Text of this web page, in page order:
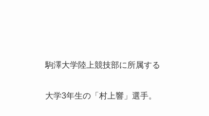
駒澤大学陸上競技部に所属する
大学3年生の「 村上響 」選手。